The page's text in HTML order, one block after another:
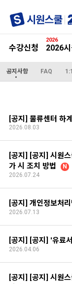
수강신청 2026
2026
공지사항 FAQ
[공지] 물류센터 하
2026.08.03
[공지] [공지] 시원
가 시 조치 방법
N
2026.07.24
[공지] 개인정보처
2026.07.13
[공지] [공지] '유료
2026.04.06
[공지] [공지] 시원